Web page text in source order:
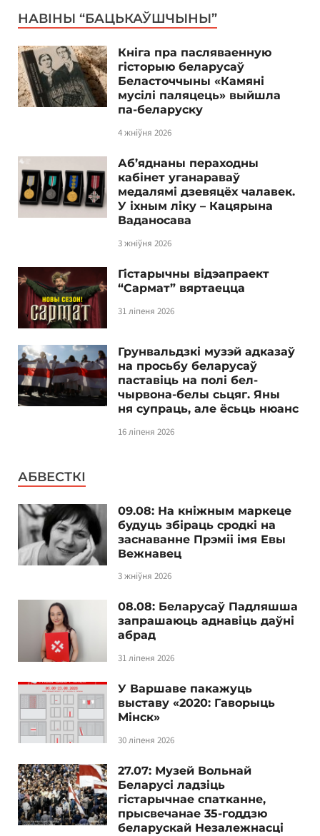
НАВІНЫ “БАЦЬКАЎШЧЫНЫ”
Кніга пра пасляваенную
гісторыю беларусаў
Беласточчыны «Камяні
мусілі паляцець» выйшла
па-беларуску
4 жніўня 2026
Аб’яднаны пераходны
кабінет уганараваў
медалямі дзевяцёх чалавек.
У іхным ліку – Кацярына
Ваданосава
3 жніўня 2026
Гістарычны відэапраект
“Сармат” вяртаецца
31 ліпеня 2026
Грунвальдзкі музэй адказаў
на просьбу беларусаў
паставіць на полі бел-
чырвона-белы сьцяг. Яны
ня супраць, але ёсьць нюанс
16 ліпеня 2026
АБВЕСТКІ
09.08: На кніжным маркеце
будуць збіраць сродкі на
заснаванне Прэміі імя Евы
Вежнавец
3 жніўня 2026
08.08: Беларусаў Падляшша
запрашаюць аднавіць даўні
абрад
31 ліпеня 2026
У Варшаве пакажуць
выставу «2020: Гаворыць
Мінск»
30 ліпеня 2026
27.07: Музей Вольнай
Беларусі ладзіць
гістарычнае спатканне,
прысвечанае 35-годдзю
беларускай Незалежнасці